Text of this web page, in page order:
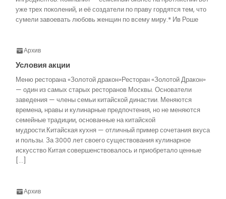
уже трех поколений, и её создатели по праву гордятся тем, что
сумели завоевать любовь женщин по всему миру.* Ив Роше
Архив
Условия акции
Меню ресторана «Золотой дракон»Ресторан «Золотой Дракон»
— один из самых старых ресторанов Москвы. Основатели
заведения — члены семьи китайской династии. Меняются
времена, нравы и кулинарные предпочтения, но не меняются
семейные традиции, основанные на китайской
мудрости.Китайская кухня — отличный пример сочетания вкуса
и пользы. За 3000 лет своего существования кулинарное
искусство Китая совершенствовалось и приобретало ценные
[…]
Архив